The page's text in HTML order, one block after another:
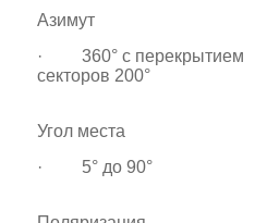
Азимут
· 360° с перекрытием
секторов 200°
Угол места
· 5° до 90°